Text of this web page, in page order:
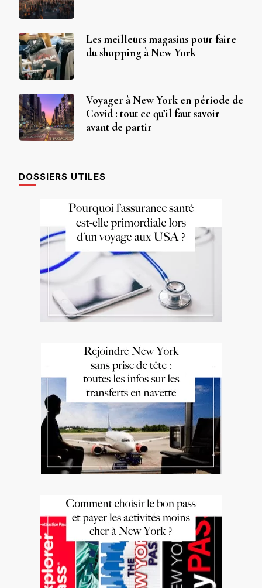
Les meilleurs magasins pour faire
du shopping à New York
Voyager à New York en période de
Covid : tout ce qu’il faut savoir
avant de partir
DOSSIERS UTILES